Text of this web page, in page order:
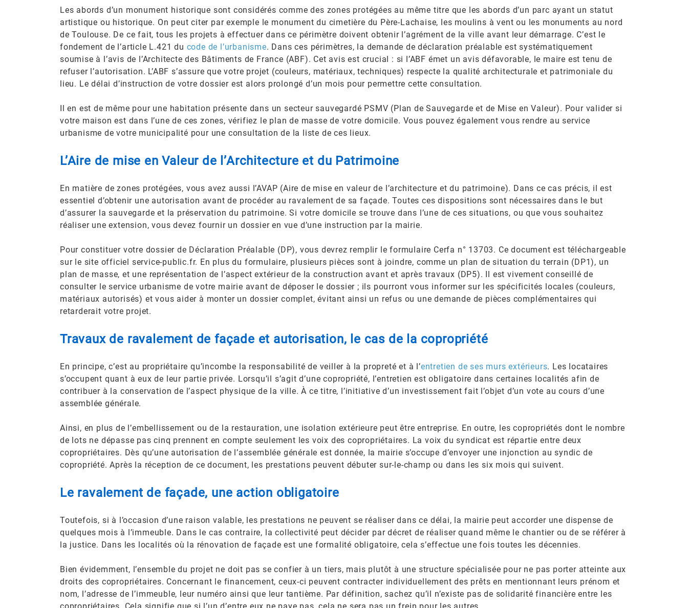
Les abords d’un monument historique sont considérés comme des zones protégées au même titre que les abords d’un parc ayant un statut
artistique ou historique. On peut citer par exemple le monument du cimetière du Père-Lachaise, les moulins à vent ou les monuments au nord
de Toulouse. De ce fait, tous les projets à effectuer dans ce périmètre doivent obtenir l’agrément de la ville avant leur démarrage. C’est le
fondement de l’article L.421 du code de l’urbanisme. Dans ces périmètres, la demande de déclaration préalable est systématiquement
soumise à l’avis de l’Architecte des Bâtiments de France (ABF). Cet avis est crucial : si l’ABF émet un avis défavorable, le maire est tenu de
refuser l’autorisation. L’ABF s’assure que votre projet (couleurs, matériaux, techniques) respecte la qualité architecturale et patrimoniale du
lieu. Le délai d’instruction de votre dossier est alors prolongé d’un mois pour permettre cette consultation.
Il en est de même pour une habitation présente dans un secteur sauvegardé PSMV (Plan de Sauvegarde et de Mise en Valeur). Pour valider si
votre maison est dans l’une de ces zones, vérifiez le plan de masse de votre domicile. Vous pouvez également vous rendre au service
urbanisme de votre municipalité pour une consultation de la liste de ces lieux.
L’Aire de mise en Valeur de l’Architecture et du Patrimoine
En matière de zones protégées, vous avez aussi l’AVAP (Aire de mise en valeur de l’architecture et du patrimoine). Dans ce cas précis, il est
essentiel d’obtenir une autorisation avant de procéder au ravalement de sa façade. Toutes ces dispositions sont nécessaires dans le but
d’assurer la sauvegarde et la préservation du patrimoine. Si votre domicile se trouve dans l’une de ces situations, ou que vous souhaitez
réaliser une extension, vous devez fournir un dossier en vue d’une instruction par la mairie.
Pour constituer votre dossier de Déclaration Préalable (DP), vous devrez remplir le formulaire Cerfa n° 13703. Ce document est téléchargeable
sur le site officiel service-public.fr. En plus du formulaire, plusieurs pièces sont à joindre, comme un plan de situation du terrain (DP1), un
plan de masse, et une représentation de l’aspect extérieur de la construction avant et après travaux (DP5). Il est vivement conseillé de
consulter le service urbanisme de votre mairie avant de déposer le dossier ; ils pourront vous informer sur les spécificités locales (couleurs,
matériaux autorisés) et vous aider à monter un dossier complet, évitant ainsi un refus ou une demande de pièces complémentaires qui
retarderait votre projet.
Travaux de ravalement de façade et autorisation, le cas de la copropriété
En principe, c’est au propriétaire qu’incombe la responsabilité de veiller à la propreté et à l’entretien de ses murs extérieurs. Les locataires
s’occupent quant à eux de leur partie privée. Lorsqu’il s’agit d’une copropriété, l’entretien est obligatoire dans certaines localités afin de
contribuer à la conservation de l’aspect physique de la ville. À ce titre, l’initiative d’un investissement fait l’objet d’un vote au cours d’une
assemblée générale.
Ainsi, en plus de l’embellissement ou de la restauration, une isolation extérieure peut être entreprise. En outre, les copropriétés dont le nombre
de lots ne dépasse pas cinq prennent en compte seulement les voix des copropriétaires. La voix du syndicat est répartie entre deux
copropriétaires. Dès qu’une autorisation de l’assemblée générale est donnée, la mairie s’occupe d’envoyer une injonction au syndic de
copropriété. Après la réception de ce document, les prestations peuvent débuter sur-le-champ ou dans les six mois qui suivent.
Le ravalement de façade, une action obligatoire
Toutefois, si à l’occasion d’une raison valable, les prestations ne peuvent se réaliser dans ce délai, la mairie peut accorder une dispense de
quelques mois à l’immeuble. Dans le cas contraire, la collectivité peut décider par décret de réaliser quand même le chantier ou de se référer à
la justice. Dans les localités où la rénovation de façade est une formalité obligatoire, cela s’effectue une fois toutes les décennies.
Bien évidemment, l’ensemble du projet ne doit pas se confier à un tiers, mais plutôt à une structure spécialisée pour ne pas porter atteinte aux
droits des copropriétaires. Concernant le financement, ceux-ci peuvent contracter individuellement des prêts en mentionnant leurs prénom et
nom, l’adresse de l’immeuble, leur numéro ainsi que leur tantième. Par définition, sachez qu’il n’existe pas de solidarité financière entre les